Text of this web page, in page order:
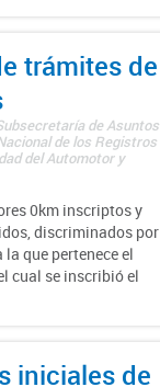
trámites de
de Asuntos
de los Registros
del Automotor y
0km inscriptos y
discriminados por
que pertenece el
cual se inscribió el
iniciales de